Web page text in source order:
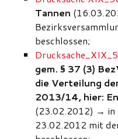
Tannen
beschlossen;
gem. § 37 (3)
die Verteilung
2013/14, hier:
(23.02.2012) → in
23.02.2012 mit